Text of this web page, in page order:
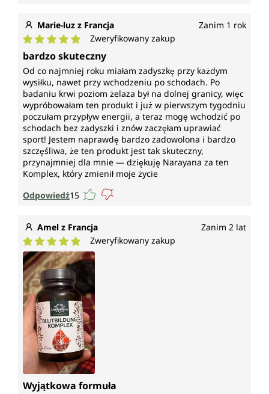
Marie-luz z Francja Zanim 1 rok
Średnia ocena 5 z 5 gwiazdek
Zweryfikowany zakup
bardzo skuteczny
Od co najmniej roku miałam zadyszkę przy każdym
wysiłku, nawet przy wchodzeniu po schodach. Po
badaniu krwi poziom żelaza był na dolnej granicy, więc
wypróbowałam ten produkt i już w pierwszym tygodniu
poczułam przypływ energii, a teraz mogę wchodzić po
schodach bez zadyszki i znów zaczęłam uprawiać
sport! Jestem naprawdę bardzo zadowolona i bardzo
szczęśliwa, że ten produkt jest tak skuteczny,
przynajmniej dla mnie — dziękuję Narayana za ten
Komplex, który zmienił moje życie
Odpowiedź15
Amel z Francja Zanim 2 lat
Średnia ocena 5 z 5 gwiazdek
Zweryfikowany zakup
Wyjątkowa formuła